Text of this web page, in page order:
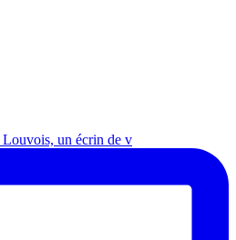
un écrin de v